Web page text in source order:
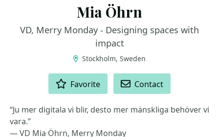
Mia Öhrn
VD, Merry Monday - Designing spaces with
impact
Stockholm, Sweden
Favorite Contact
“Ju mer digitala vi blir, desto mer mänskliga behöver vi
vara.”
— VD Mia Öhrn, Merry Monday